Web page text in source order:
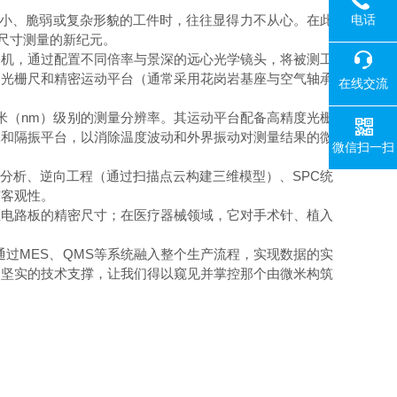
脆弱或复杂形貌的工件时，往往显得力不从心。在此
测量的新纪元。
，通过配置不同倍率与景深的远心光学镜头，将被测工
栅尺和精密运动平台（通常采用花岗岩基座与空气轴承
nm）级别的测量分辨率。其运动平台配备高精度光栅
隔振平台，以消除温度波动和外界振动对测量结果的微
、逆向工程（通过扫描点云构建三维模型）、SPC统
观性。
板的精密尺寸；在医疗器械领域，它对手术针、植入
MES、QMS等系统融入整个生产流程，实现数据的实
实的技术支撑，让我们得以窥见并掌控那个由微米构筑
电话
在线交流
微信扫一扫